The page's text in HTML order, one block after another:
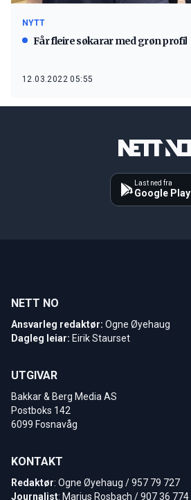
NYTT
Får fleire søkarar med grøn profil
12.03.2022 05:55
Last ned fra
Google Play
NETT NO
Ansvarleg redaktør: Ogne Øyehaug
Dagleg leiar: Eirik Staurset
UTGIVAR
Bakkar & Berg Media AS
Postboks 142
6099 Fosnavåg
KONTAKT
Redaktør: Ogne Øyehaug / 957 79 727
Journalist: Marius Rosbach / 907 36 774